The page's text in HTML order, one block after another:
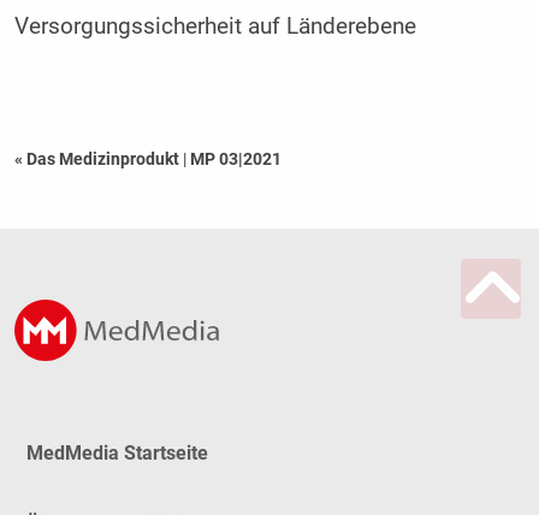
Versorgungssicherheit auf Länderebene
« Das Medizinprodukt | MP 03|2021
MedMedia Startseite